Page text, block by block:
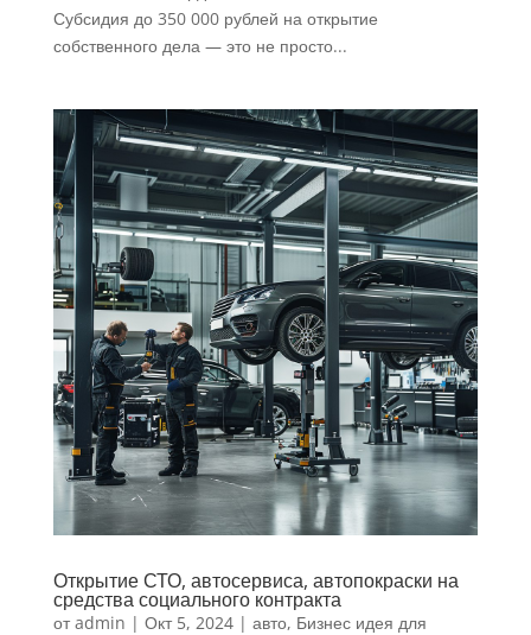
Субсидия до 350 000 рублей на открытие
собственного дела — это не просто...
Открытие СТО, автосервиса, автопокраски на
средства социального контракта
отadmin | Окт 5, 2024| авто, Бизнес идея для